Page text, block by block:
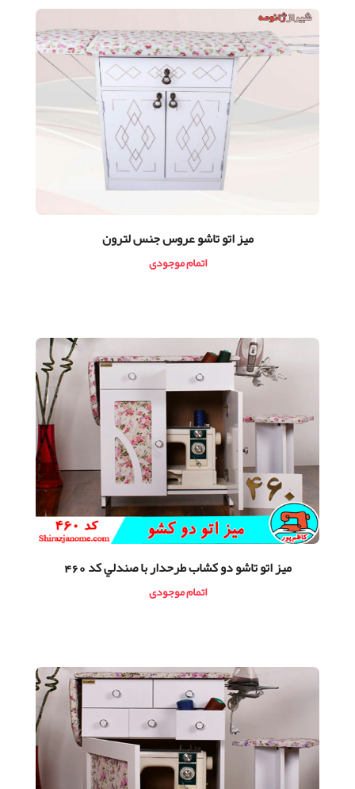
ميز اتو تاشو عروس جنس لترون
اتمام موجودی
ميز اتو تاشو دو كشاب طرحدار با صندلي کد 460
اتمام موجودی